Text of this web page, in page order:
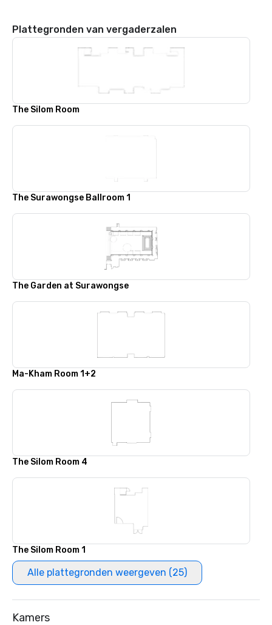
Plattegronden van vergaderzalen
The Silom Room
The Surawongse Ballroom 1
The Garden at Surawongse
Ma-Kham Room 1+2
The Silom Room 4
The Silom Room 1
Alle plattegronden weergeven (25)
Kamers